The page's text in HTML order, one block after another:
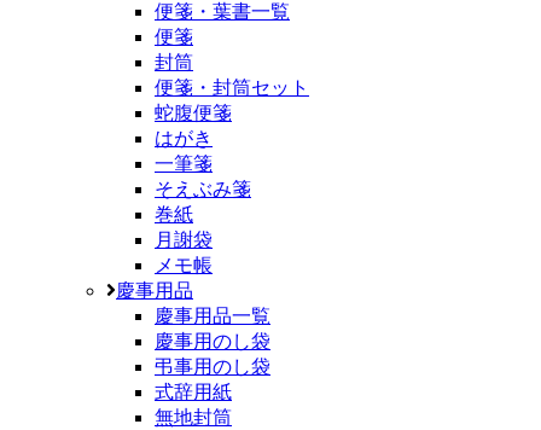
便箋・葉書一覧
便箋
封筒
便箋・封筒セット
蛇腹便箋
はがき
一筆箋
そえぶみ箋
巻紙
月謝袋
メモ帳
慶事用品
慶事用品一覧
慶事用のし袋
弔事用のし袋
式辞用紙
無地封筒